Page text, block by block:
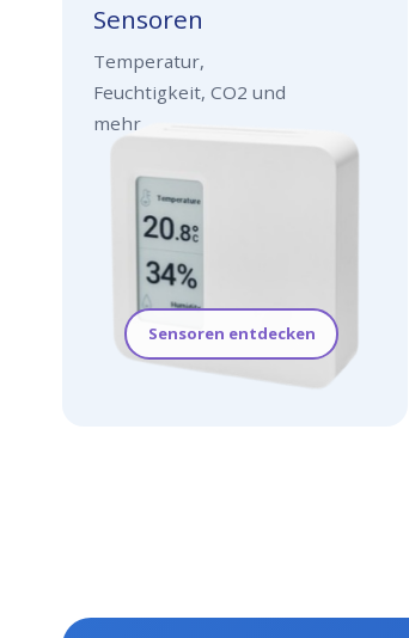
Sensoren
Temperatur,
Feuchtigkeit, CO2 und
mehr
Sensoren entdecken